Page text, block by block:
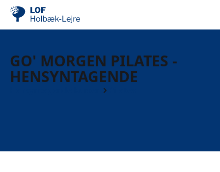
GO' MORGEN PILATES -
HENSYNTAGENDE